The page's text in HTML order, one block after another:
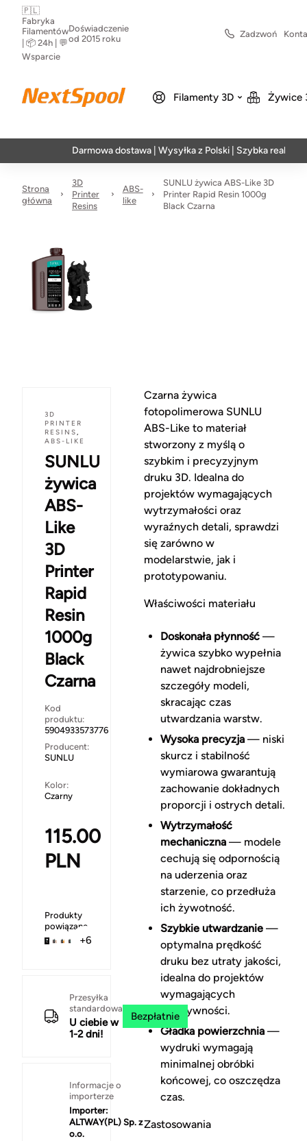
🇵🇱
Fabryka
Filamentów
| 📦 24h | 💬
Wsparcie
Doświadczenie
od 2015 roku
Zadzwoń
Filamenty 3D Żywice
Darmowa dostawa | Wysyłka z Polski | Szybka realizacja w
Strona
główna
3D
Printer
Resins
ABS-
like
SUNLU żywica ABS-Like 3D
Printer Rapid Resin 1000g
Black Czarna
3D
PRINTER
RESINS,
ABS-LIKE
SUNLU
żywica
ABS-
Like
3D
Printer
Rapid
Resin
1000g
Black
Czarna
Kod
produktu:
5904933573776
Producent:
SUNLU
Kolor:
Czarny
115.00
PLN
Produkty
powiązane
+6
Przesyłka
standardowa
U ciebie w
1-2 dni!
Bezpłatnie
Informacje o
importerze
Importer:
ALTWAY(PL) Sp. z
o.o.
Czarna żywica
fotopolimerowa SUNLU
ABS-Like to materiał
stworzony z myślą o
szybkim i precyzyjnym
druku 3D. Idealna do
projektów wymagających
wytrzymałości oraz
wyraźnych detali, sprawdzi
się zarówno w
modelarstwie, jak i
prototypowaniu.
Właściwości materiału
Doskonała płynność—
żywica szybko wypełnia
nawet najdrobniejsze
szczegóły modeli,
skracając czas
utwardzania warstw.
Wysoka precyzja— niski
skurcz i stabilność
wymiarowa gwarantują
zachowanie dokładnych
proporcji i ostrych detali.
Wytrzymałość
mechaniczna— modele
cechują się odpornością
na uderzenia oraz
starzenie, co przedłuża
ich żywotność.
Szybkie utwardzanie—
optymalna prędkość
druku bez utraty jakości,
idealna do projektów
wymagających
efektywności.
Gładka powierzchnia—
wydruki wymagają
minimalnej obróbki
końcowej, co oszczędza
czas.
Zastosowania